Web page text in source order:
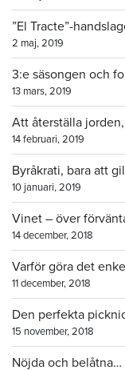
”El Tracte”-
2 maj, 2019
3:e säsongen och
13 mars, 2019
Att återställa
14 februari, 2019
Byråkrati, bara att
10 januari, 2019
Vinet – över
14 december, 2018
Varför göra det
11 december, 2018
Den perfekta
15 november, 2018
Nöjda och belåtna…